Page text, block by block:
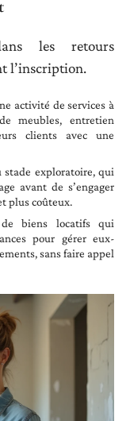
les retours
l’inscription.
activité de services à
meubles, entretien
clients avec une
stade exploratoire, qui
avant de s’engager
plus coûteux.
de biens locatifs qui
pour gérer eux-
sans faire appel